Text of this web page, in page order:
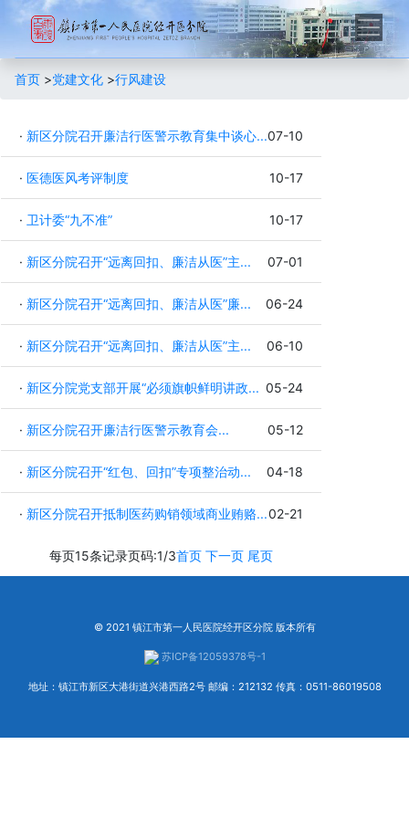
首页 >党建文化 >行风建设
· 新区分院召开廉洁行医警示教育集中谈心...07-10
· 医德医风考评制度 10-17
· 卫计委“九不准” 10-17
· 新区分院召开“远离回扣、廉洁从医”主... 07-01
· 新区分院召开“远离回扣、廉洁从医”廉... 06-24
· 新区分院召开“远离回扣、廉洁从医”主... 06-10
· 新区分院党支部开展“必须旗帜鲜明讲政... 05-24
· 新区分院召开廉洁行医警示教育会... 05-12
· 新区分院召开“红包、回扣”专项整治动... 04-18
· 新区分院召开抵制医药购销领域商业贿赂...02-21
每页15条记录页码:1/3首页 下一页 尾页
© 2021 镇江市第一人民医院经开区分院 版本所有
苏ICP备12059378号-1
地址：镇江市新区大港街道兴港西路2号 邮编：212132 传真：0511-86019508